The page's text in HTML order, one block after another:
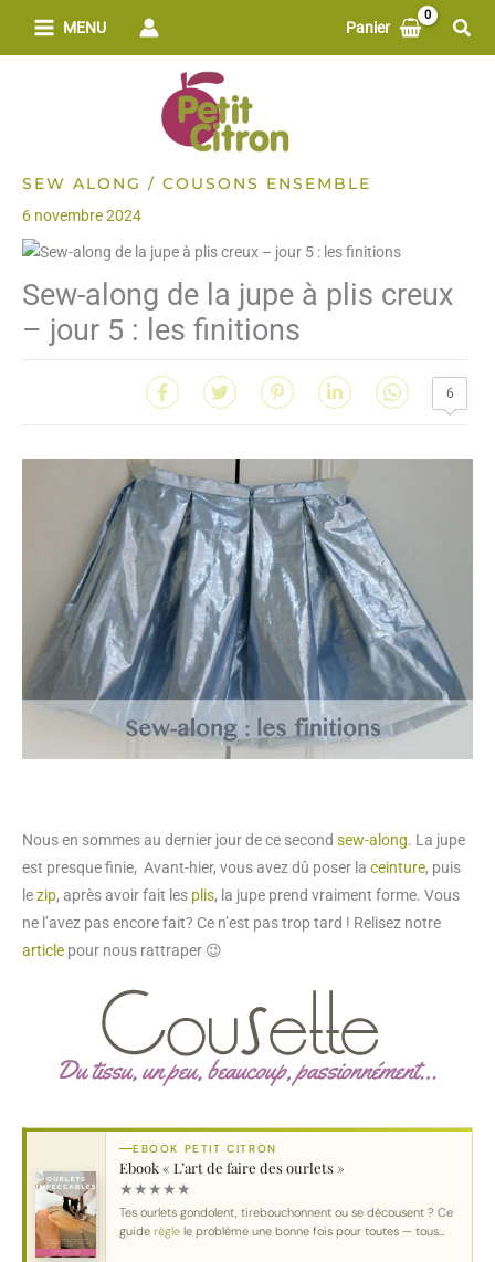
MENU Panier
SEW ALONG / COUSONS ENSEMBLE
6 novembre 2024
Sew-along de la jupe à plis creux
– jour 5 : les finitions
6
Nous en sommes au dernier jour de ce second sew-along. La jupe
est presque finie, Avant-hier, vous avez dû poser la ceinture, puis
lezip, après avoir fait les plis, la jupe prend vraiment forme. Vous
ne l’avez pas encore fait? Ce n’est pas trop tard ! Relisez notre
article pour nous rattraper 😉
EBOOK PETIT CITRON
Ebook « L’art de faire des ourlets »
★★★★★
Tes ourlets gondolent, tirebouchonnent ou se décousent ? Ce
guide règle le problème une bonne fois pour toutes — tous